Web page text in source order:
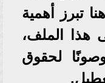
تبرز أهمية
هذا الملف،
وصونًا لحقوق